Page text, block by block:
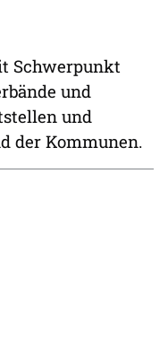
Schwerpunkt
und
und
der Kommunen.